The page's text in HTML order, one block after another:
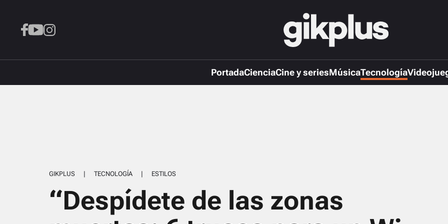
PortadaCienciaCine y seriesMúsicaTecnología
GIKPLUS | TECNOLOGÍA | ESTILOS
“Despídete de las zonas